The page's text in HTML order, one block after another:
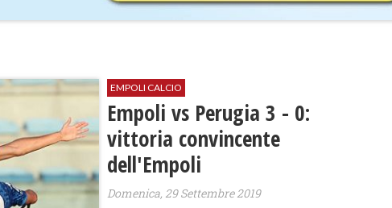
EMPOLI CALCIO
Empoli vs Perugia 3 - 0:
vittoria convincente
dell'Empoli
Domenica, 29 Settembre 2019